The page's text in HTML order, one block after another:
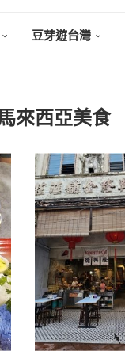
豆芽遊台灣
來西亞美食